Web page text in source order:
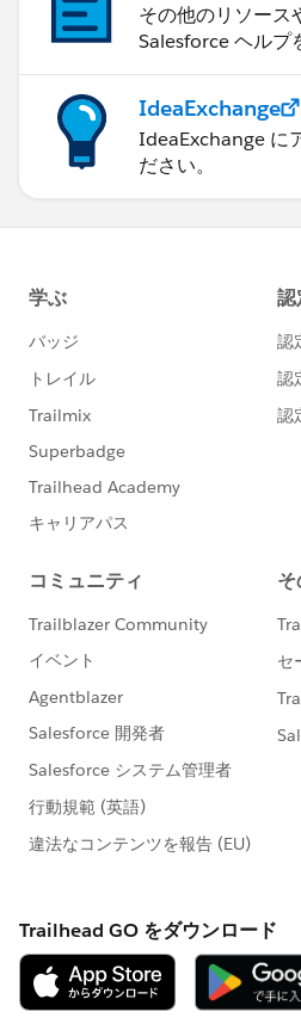
その他のリソース
Salesforce ヘルプ
IdeaExchange
IdeaExchange に
ださい。